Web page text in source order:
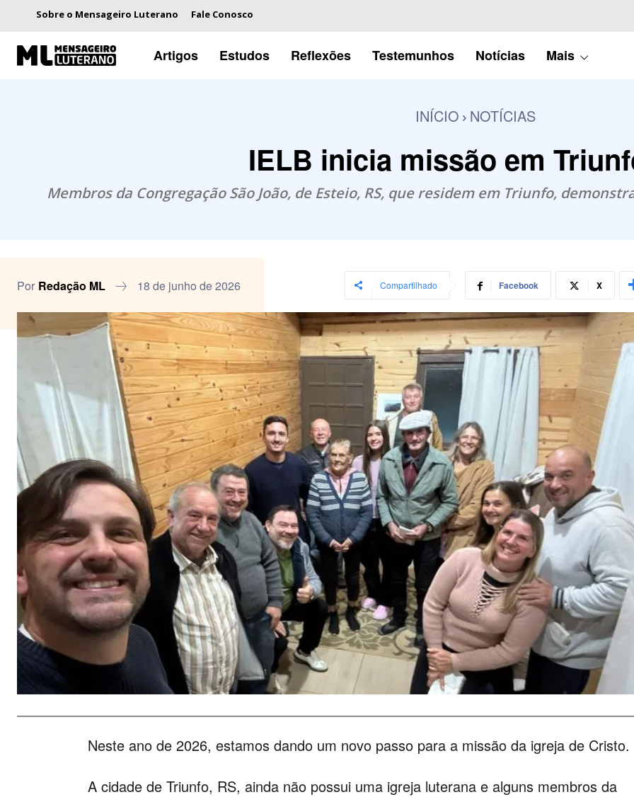
Sobre o Mensageiro Luterano Fale Conosco
Artigos Estudos Reflexões Testemunhos Notícias Mais
INÍCIO NOTÍCIAS
IELB inicia missão em
Membros da Congregação São João, de Esteio, RS, que residem em Triunfo,
Por Redação ML 18 de junho de 2026 Compartilhado Facebook X
Neste ano de 2026, estamos dando um novo passo para a missão da igreja de Cristo.
A cidade de Triunfo, RS, ainda não possui uma igreja luterana e alguns membros da